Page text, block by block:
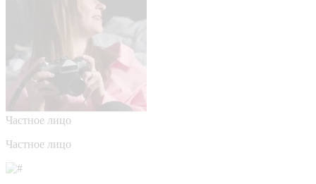
Частное лицо
Частное лицо